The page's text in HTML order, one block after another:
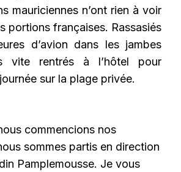
mauriciennes n’ont rien à voir
portions françaises. Rassasiés
d’avion dans les jambes
vite rentrés à l’hôtel pour
sur la plage privée.
commencions nos
sommes partis en direction
Pamplemousse. Je vous